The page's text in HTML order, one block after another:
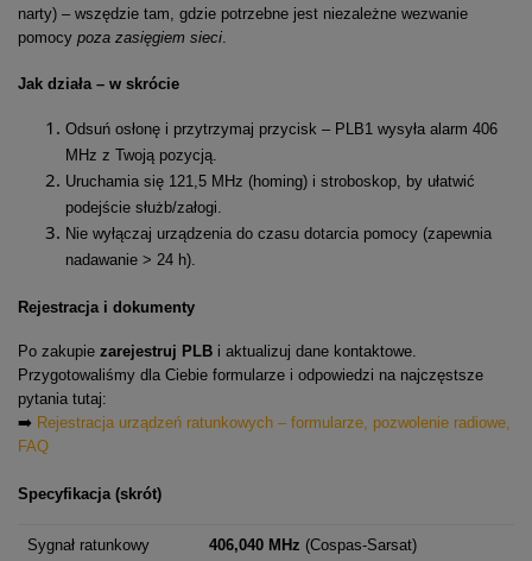
narty) – wszędzie tam, gdzie potrzebne jest niezależne wezwanie
pomocy poza zasięgiem sieci
Jak działa – w skrócie
Odsuń osłonę i przytrzymaj przycisk – PLB1 wysyła alarm 406
MHz z Twoją pozycją.
Uruchamia się 121,5 MHz (homing) i stroboskop, by ułatwić
podejście służb/załogi.
Nie wyłączaj urządzenia do czasu dotarcia pomocy (zapewnia
nadawanie > 24 h).
Rejestracja i dokumenty
Po zakupie zarejestruj PLB i aktualizuj dane kontaktowe.
Przygotowaliśmy dla Ciebie formularze i odpowiedzi na najczęstsze
pytania tutaj:
➡️ Rejestracja urządzeń ratunkowych – formularze, pozwolenie radiowe,
FAQ
Specyfikacja (skrót)
Sygnał ratunkowy 406,040 MHz (Cospas-Sarsat)